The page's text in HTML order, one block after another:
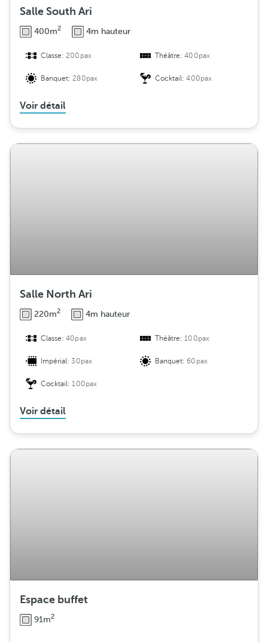
Salle South Ari
400m2 4m hauteur
Classe:200pax Théâtre:400pax
Banquet:280pax Cocktail:400pax
Voir détail
Salle North Ari
220m2 4m hauteur
Classe:40pax Théâtre:100pax
Impérial:30pax Banquet:60pax
Cocktail:100pax
Voir détail
Espace buffet
91m2